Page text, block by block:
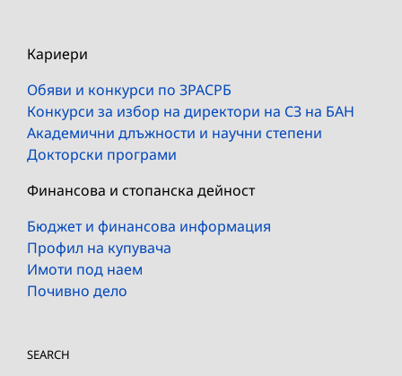
Кариери
Обяви и конкурси по ЗРАСРБ
Конкурси за избор на директори на СЗ на БАН
Академични длъжности и научни степени
Докторски програми
Финансова и стопанска дейност
Бюджет и финансова информация
Профил на купувача
Имоти под наем
Почивно дело
SEARCH